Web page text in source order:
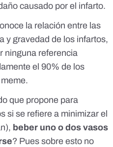
causado por el infarto.
la relación entre las
y gravedad de los infartos,
ninguna referencia
el 90% de los
que propone para
si se refiere a minimizar el
beber uno o dos vasos
? Pues sobre esto no